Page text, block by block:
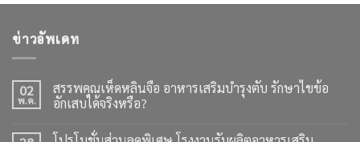
ข่าวอัพเดท
02
พ.ค.
สรรพคุณเห็ดหลินจือ อาหารเสริมบำรุงตับ รักษาไขข้อ
อักเสบได้จริงหรือ?